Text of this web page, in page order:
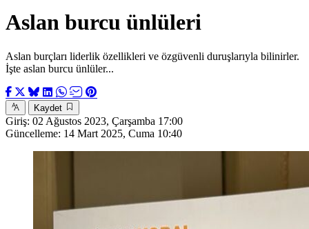
Aslan burcu ünlüleri
Aslan burçları liderlik özellikleri ve özgüvenli duruşlarıyla bilinirler.
İşte aslan burcu ünlüler...
Kaydet
Giriş: 02 Ağustos 2023, Çarşamba 17:00
Güncelleme: 14 Mart 2025, Cuma 10:40